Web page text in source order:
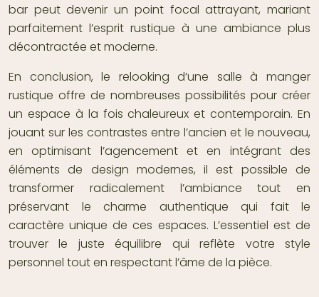
bar peut devenir un point focal attrayant, mariant
parfaitement l’esprit rustique à une ambiance plus
décontractée et moderne.
En conclusion, le relooking d’une salle à manger
rustique offre de nombreuses possibilités pour créer
un espace à la fois chaleureux et contemporain. En
jouant sur les contrastes entre l’ancien et le nouveau,
en optimisant l’agencement et en intégrant des
éléments de design modernes, il est possible de
transformer radicalement l’ambiance tout en
préservant le charme authentique qui fait le
caractère unique de ces espaces. L’essentiel est de
trouver le juste équilibre qui reflète votre style
personnel tout en respectant l’âme de la pièce.